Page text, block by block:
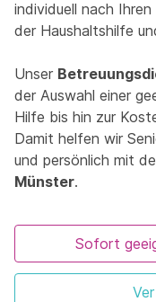
individuell nach
der Haushaltshilfe
Unser
der Auswahl einer
Hilfe bis hin zur
Damit helfen wir
und persönlich mit
Münster.
Sofort